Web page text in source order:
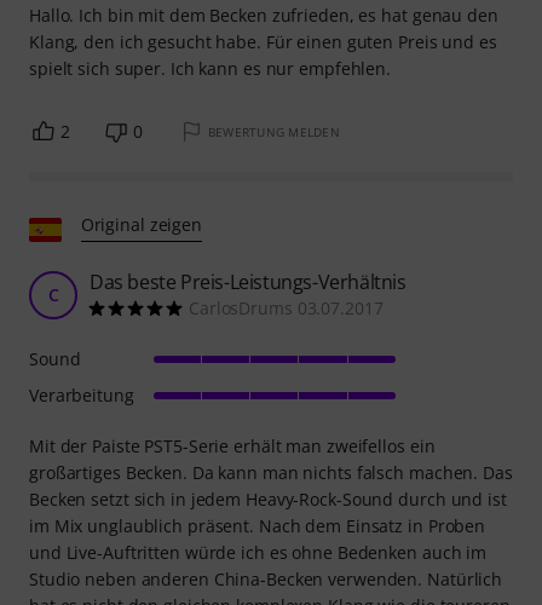
Hallo. Ich bin mit dem Becken zufrieden, es hat genau den
Klang, den ich gesucht habe. Für einen guten Preis und es
spielt sich super. Ich kann es nur empfehlen.
2 0 BEWERTUNG MELDEN
Original zeigen
C Das beste Preis-Leistungs-Verhältnis
CarlosDrums 03.07.2017
Mit der Paiste PST5-Serie erhält man zweifellos ein
großartiges Becken. Da kann man nichts falsch machen. Das
Becken setzt sich in jedem Heavy-Rock-Sound durch und ist
im Mix unglaublich präsent. Nach dem Einsatz in Proben
und Live-Auftritten würde ich es ohne Bedenken auch im
Studio neben anderen China-Becken verwenden. Natürlich
Sound
Verarbeitung